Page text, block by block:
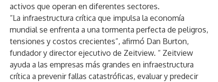
activos que operan en diferentes sectores.
“La infraestructura crítica que impulsa la economía
mundial se enfrenta a una tormenta perfecta de peligros,
tensiones y costos crecientes”, afirmó Dan Burton,
fundador y director ejecutivo de Zeitview. “ Zeitview
ayuda a las empresas más grandes en infraestructura
crítica a prevenir fallas catastróficas, evaluar y predecir